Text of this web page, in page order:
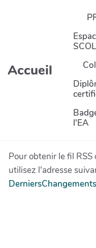
Aller au contenu
Accueil
l'EA
Pour obtenir le fil
utilisez l'adresse